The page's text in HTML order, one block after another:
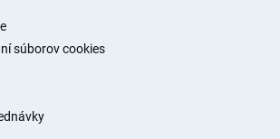
súborov cookies